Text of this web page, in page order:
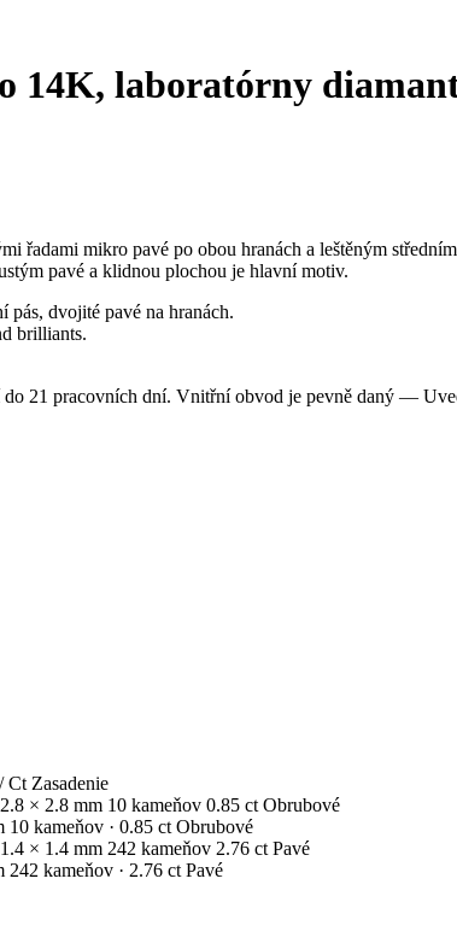
14K, laboratórny
řadami mikro pavé po obou hranách a leštěným
pavé a klidnou plochou je hlavní motiv.
dvojité pavé na hranách.
brilliants.
21 pracovních dní. Vnitřní obvod je pevně daný —
Ct Zasadenie
2.8 × 2.8 mm 10 kameňov 0.85 ct Obrubové
10 kameňov · 0.85 ct Obrubové
1.4 × 1.4 mm 242 kameňov 2.76 ct Pavé
242 kameňov · 2.76 ct Pavé